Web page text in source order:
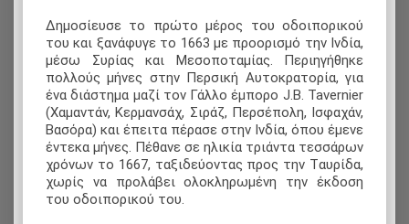
Δημοσίευσε το πρώτο μέρος του οδοιπορικού
του και ξανάφυγε το 1663 με προορισμό την Iνδία,
μέσω Συρίας και Μεσοποταμίας. Περιηγήθηκε
πολλούς μήνες στην Περσική Αυτοκρατορία, για
ένα διάστημα μαζί τον Γάλλο έμπορο J.B. Tavernier
(Χαμαντάν, Κερμανσάχ, Σιράζ, Περσέπολη, Ισφαχάν,
Βασόρα) και έπειτα πέρασε στην Ινδία, όπου έμενε
έντεκα μήνες. Πέθανε σε ηλικία τριάντα τεσσάρων
χρόνων το 1667, ταξιδεύοντας προς την Tαυρίδα,
χωρίς να προλάβει ολοκληρωμένη την έκδοση
του οδοιπορικού του.